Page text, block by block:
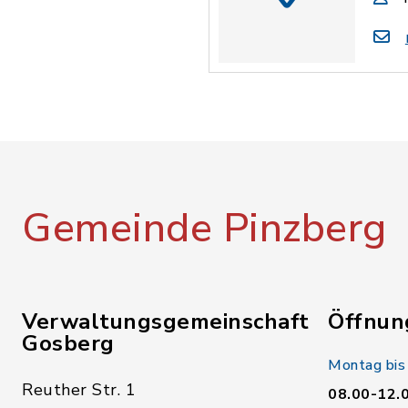
Gemeinde Pinzberg
Verwaltungsgemeinschaft
Gosberg
Reuther Str. 1
Montag
08.00-